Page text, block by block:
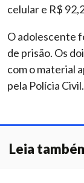
celular e R$
O adolescente
de prisão. Os
com o material
pela Polícia Civil.
Leia